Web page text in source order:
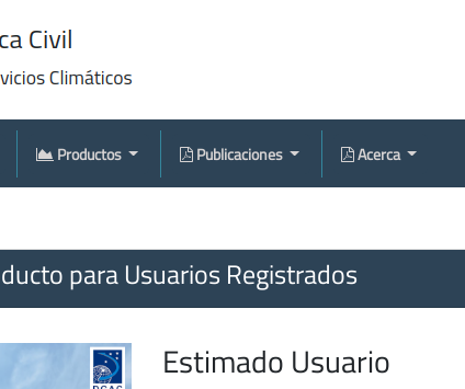
Productos Publicaciones Acerca
para Usuarios Registrados
Estimado Usuario